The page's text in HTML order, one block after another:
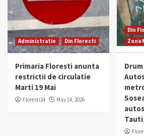
Administratie Din Floresti
Primaria Floresti anunta
restrictii de circulatie
Marti 19 Mai
Floresti24 May 14, 2026
Din
Zona